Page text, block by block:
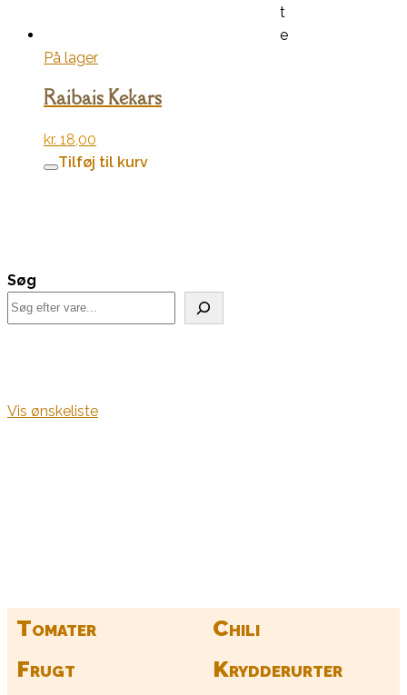
t
e
På lager
Raibais Kekars
kr. 18,00
Tilføj til kurv
Søg
Vis ønskeliste
Tomater
Chili
Frugt
Krydderurter